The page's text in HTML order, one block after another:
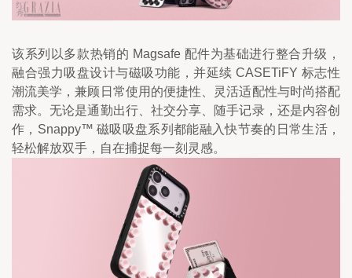
该系列以多款热销的 Magsafe 配件为基础进行整合升级，
融合强力吸盘设计与磁吸功能，并延续 CASETiFY 标志性
潮流美学，兼顾日常使用的便捷性、灵活适配性与时尚搭配
需求。无论是通勤出行、社交分享、随手记录，还是内容创
作，Snappy™ 磁吸吸盘系列都能融入快节奏的日常生活，
轻松解放双手，自在捕捉每一刻灵感。